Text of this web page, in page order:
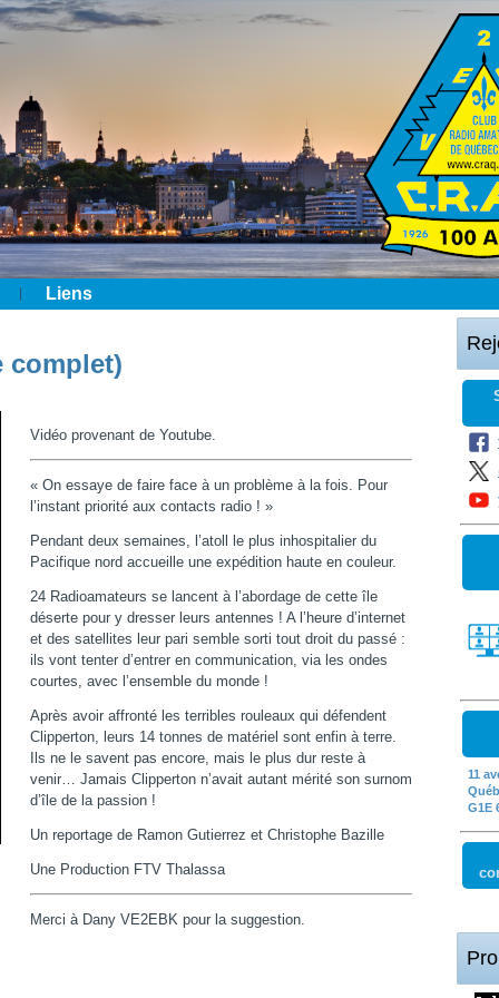
Liens
complet)
Vidéo provenant de Youtube.
« On essaye de faire face à un problème à la fois. Pour
l’instant priorité aux contacts radio ! »
Pendant deux semaines, l’atoll le plus inhospitalier du
Pacifique nord accueille une expédition haute en couleur.
24 Radioamateurs se lancent à l’abordage de cette île
déserte pour y dresser leurs antennes ! A l’heure d’internet
et des satellites leur pari semble sorti tout droit du passé :
ils vont tenter d’entrer en communication, via les ondes
courtes, avec l’ensemble du monde !
Après avoir affronté les terribles rouleaux qui défendent
Clipperton, leurs 14 tonnes de matériel sont enfin à terre.
Ils ne le savent pas encore, mais le plus dur reste à
venir… Jamais Clipperton n’avait autant mérité son surnom
d’île de la passion !
Un reportage de Ramon Gutierrez et Christophe Bazille
Une Production FTV Thalassa
Merci à Dany VE2EBK pour la suggestion.
11
G1E